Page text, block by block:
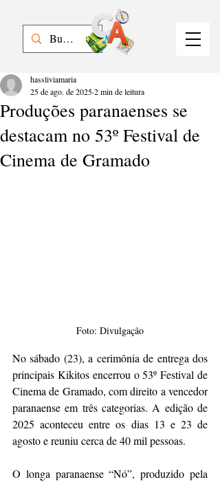
Produções paranaenses se
destacam no 53º Festival de
Cinema de Gramado
hassliviamaria
25 de ago. de 20252 min de leitura
Foto: Divulgação
No sábado (23), a cerimônia de entrega dos
principais Kikitos encerrou o 53º Festival de
Cinema de Gramado, com direito a vencedor
paranaense em três categorias. A edição de
2025 aconteceu entre os dias 13 e 23 de
agosto e reuniu cerca de 40 mil pessoas.
O longa paranaense “Nó”, produzido pela